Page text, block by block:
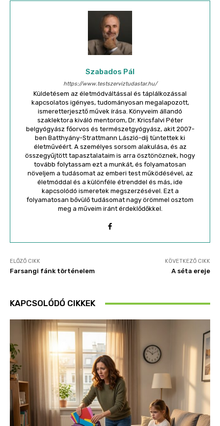
Szabados Pál
https://www.testszerviztudastar.hu/
Küldetésem az életmódváltással és táplálkozással
kapcsolatos igényes, tudományosan megalapozott,
ismeretterjesztő művek írása. Könyveim állandó
szaklektora kiváló mentorom, Dr. Kricsfalvi Péter
belgyógyász főorvos és természetgyógyász, akit 2007-
ben Batthyány-Strattmann László-díj tüntettek ki
életművéért. A személyes sorsom alakulása, és az
összegyűjtött tapasztalataim is arra ösztönöznek, hogy
tovább folytassam ezt a munkát, és folyamatosan
növeljem a tudásomat az emberi test működésével, az
életmóddal és a különféle étrenddel és más, ide
kapcsolódó ismeretek megszerzésével. Ezt a
folyamatosan bővülő tudásomat nagy örömmel osztom
meg a műveim iránt érdeklődőkkel.
ELŐZŐ CIKK
Farsangi fánk történelem
KÖVETKEZŐ CIKK
A séta ereje
KAPCSOLÓDÓ CIKKEK